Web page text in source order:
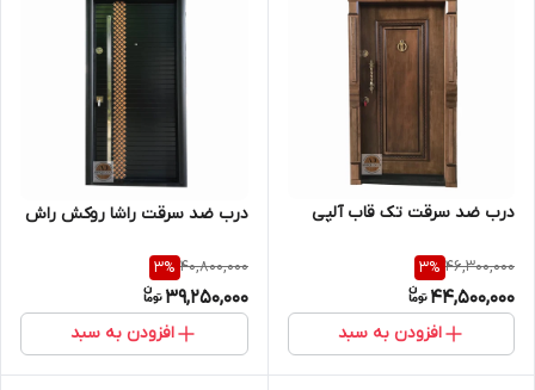
درب ضد سرقت تک قاب آلپی
46,300,000
3%
44,500,000
افزودن به سبد
درب ضد سرقت راشا روکش راش
40,800,000
3%
39,250,000
افزودن به سبد